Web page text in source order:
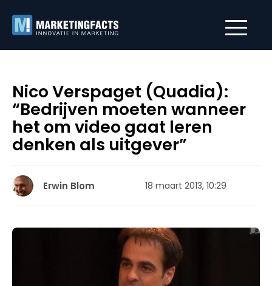
Nico Verspaget (Quadia):
“Bedrijven moeten wanneer
het om video gaat leren
denken als uitgever”
Erwin Blom 18 maart 2013, 10:29